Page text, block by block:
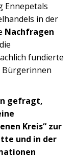
Ennepetals
in der
Nachfragen
fundierte
Bürgerinnen
gefragt,
Kreis“ zur
und in der